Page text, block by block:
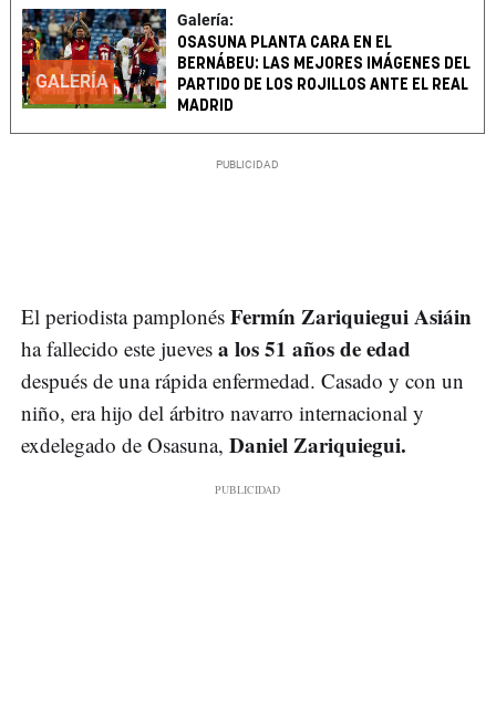
GALERÍA
Galería:
OSASUNA PLANTA CARA EN EL
BERNÁBEU: LAS MEJORES IMÁGENES DEL
PARTIDO DE LOS ROJILLOS ANTE EL REAL
MADRID
El periodista pamplonés Fermín Zariquiegui Asiáin
ha fallecido este jueves a los 51 años de edad
después de una rápida enfermedad. Casado y con un
niño, era hijo del árbitro navarro internacional y
exdelegado de Osasuna, Daniel Zariquiegui.